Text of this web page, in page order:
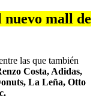
nuevo mall de
las que también
Costa, Adidas,
La Leña, Otto